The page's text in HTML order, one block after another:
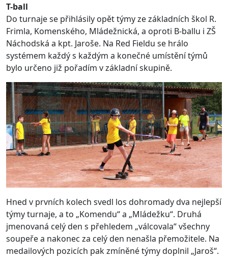
T-ball
Do turnaje se přihlásily opět týmy ze základních škol R.
Frimla, Komenského, Mládežnická, a oproti B-ballu i ZŠ
Náchodská a kpt. Jaroše. Na Red Fieldu se hrálo
systémem každý s každým a konečné umístění týmů
bylo určeno již pořadím v základní skupině.
Hned v prvních kolech svedl los dohromady dva nejlepší
týmy turnaje, a to „Komendu“ a „Mládežku“. Druhá
jmenovaná celý den s přehledem „válcovala“ všechny
soupeře a nakonec za celý den nenašla přemožitele. Na
medailových pozicích pak zmíněné týmy doplnil „Jaroš“.